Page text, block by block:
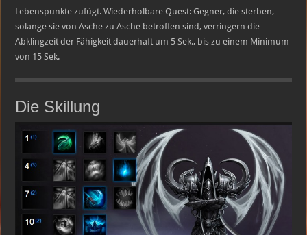
Lebenspunkte zufügt. Wiederholbare Quest: Gegner, die sterben,
solange sie von Asche zu Asche betroffen sind, verringern die
Abklingzeit der Fähigkeit dauerhaft um 5 Sek., bis zu einem Minimum
von 15 Sek.
Die Skillung